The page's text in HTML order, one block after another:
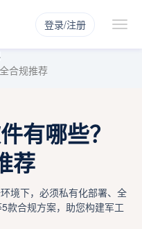
登录/注册
合规推荐
有哪些？
荐
境下，必须私有化部署、全
款合规方案，助您构建军工